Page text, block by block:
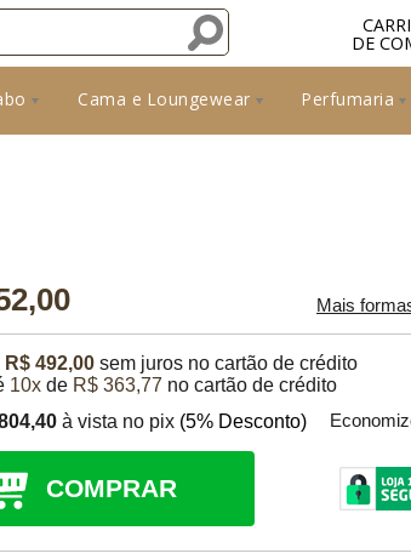
DE
Cama e Loungewear Perfumaria
Mais
R$ 492,00 sem juros no cartão de crédito
10x de R$ 363,77 no cartão de crédito
à vista no pix (5% Desconto)
COMPRAR